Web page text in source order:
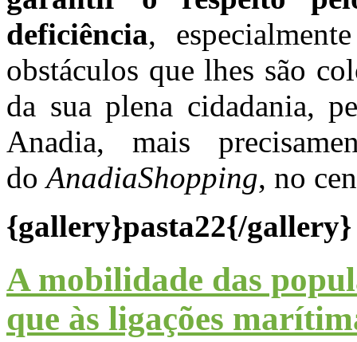
deficiência,
obstáculos que lhes são
da sua plena cidadania,
Anadia, mais
doAnadiaShopping, no
{gallery}pasta22{/gallery}
A mobilidade das
que às ligações